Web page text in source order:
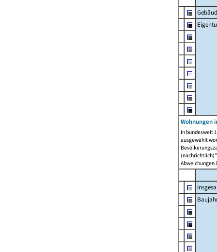
Wohnungen
In bundesweit
ausgewählt
Abweichungen